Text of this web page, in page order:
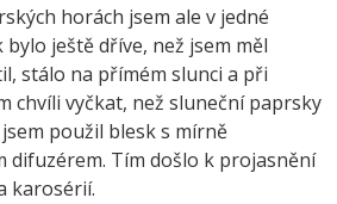
horách jsem ale v jedné
ještě dříve, než jsem měl
stálo na přímém slunci a při
chvíli vyčkat, než sluneční paprsky
použil blesk s mírně
difuzérem. Tím došlo k projasnění
karosérií.